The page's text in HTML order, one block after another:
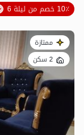
10٪ خصم من ليلة 6
ممتازة
2 سكن